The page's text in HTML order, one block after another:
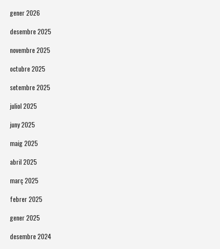
gener 2026
desembre 2025
novembre 2025
octubre 2025
setembre 2025
juliol 2025
juny 2025
maig 2025
abril 2025
març 2025
febrer 2025
gener 2025
desembre 2024